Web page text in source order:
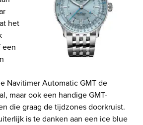
het
een
Navitimer Automatic GMT de
maar ook een handige GMT-
die graag de tijdzones doorkruist.
is te danken aan een ice blue